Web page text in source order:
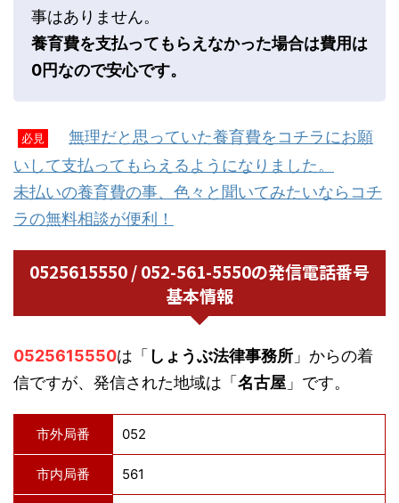
事はありません。
養育費を支払ってもらえなかった場合は費用は
0円なので安心です。
必見
無理だと思っていた養育費をコチラにお願
いして支払ってもらえるようになりました。
未払いの養育費の事、色々と聞いてみたいならコチ
ラの無料相談が便利！
0525615550 / 052-561-5550の発信電話番号
基本情報
0525615550は「 しょうぶ法律事務所 」からの着
信ですが、発信された地域は「名古屋 」です。
市外局番 052
市内局番 561